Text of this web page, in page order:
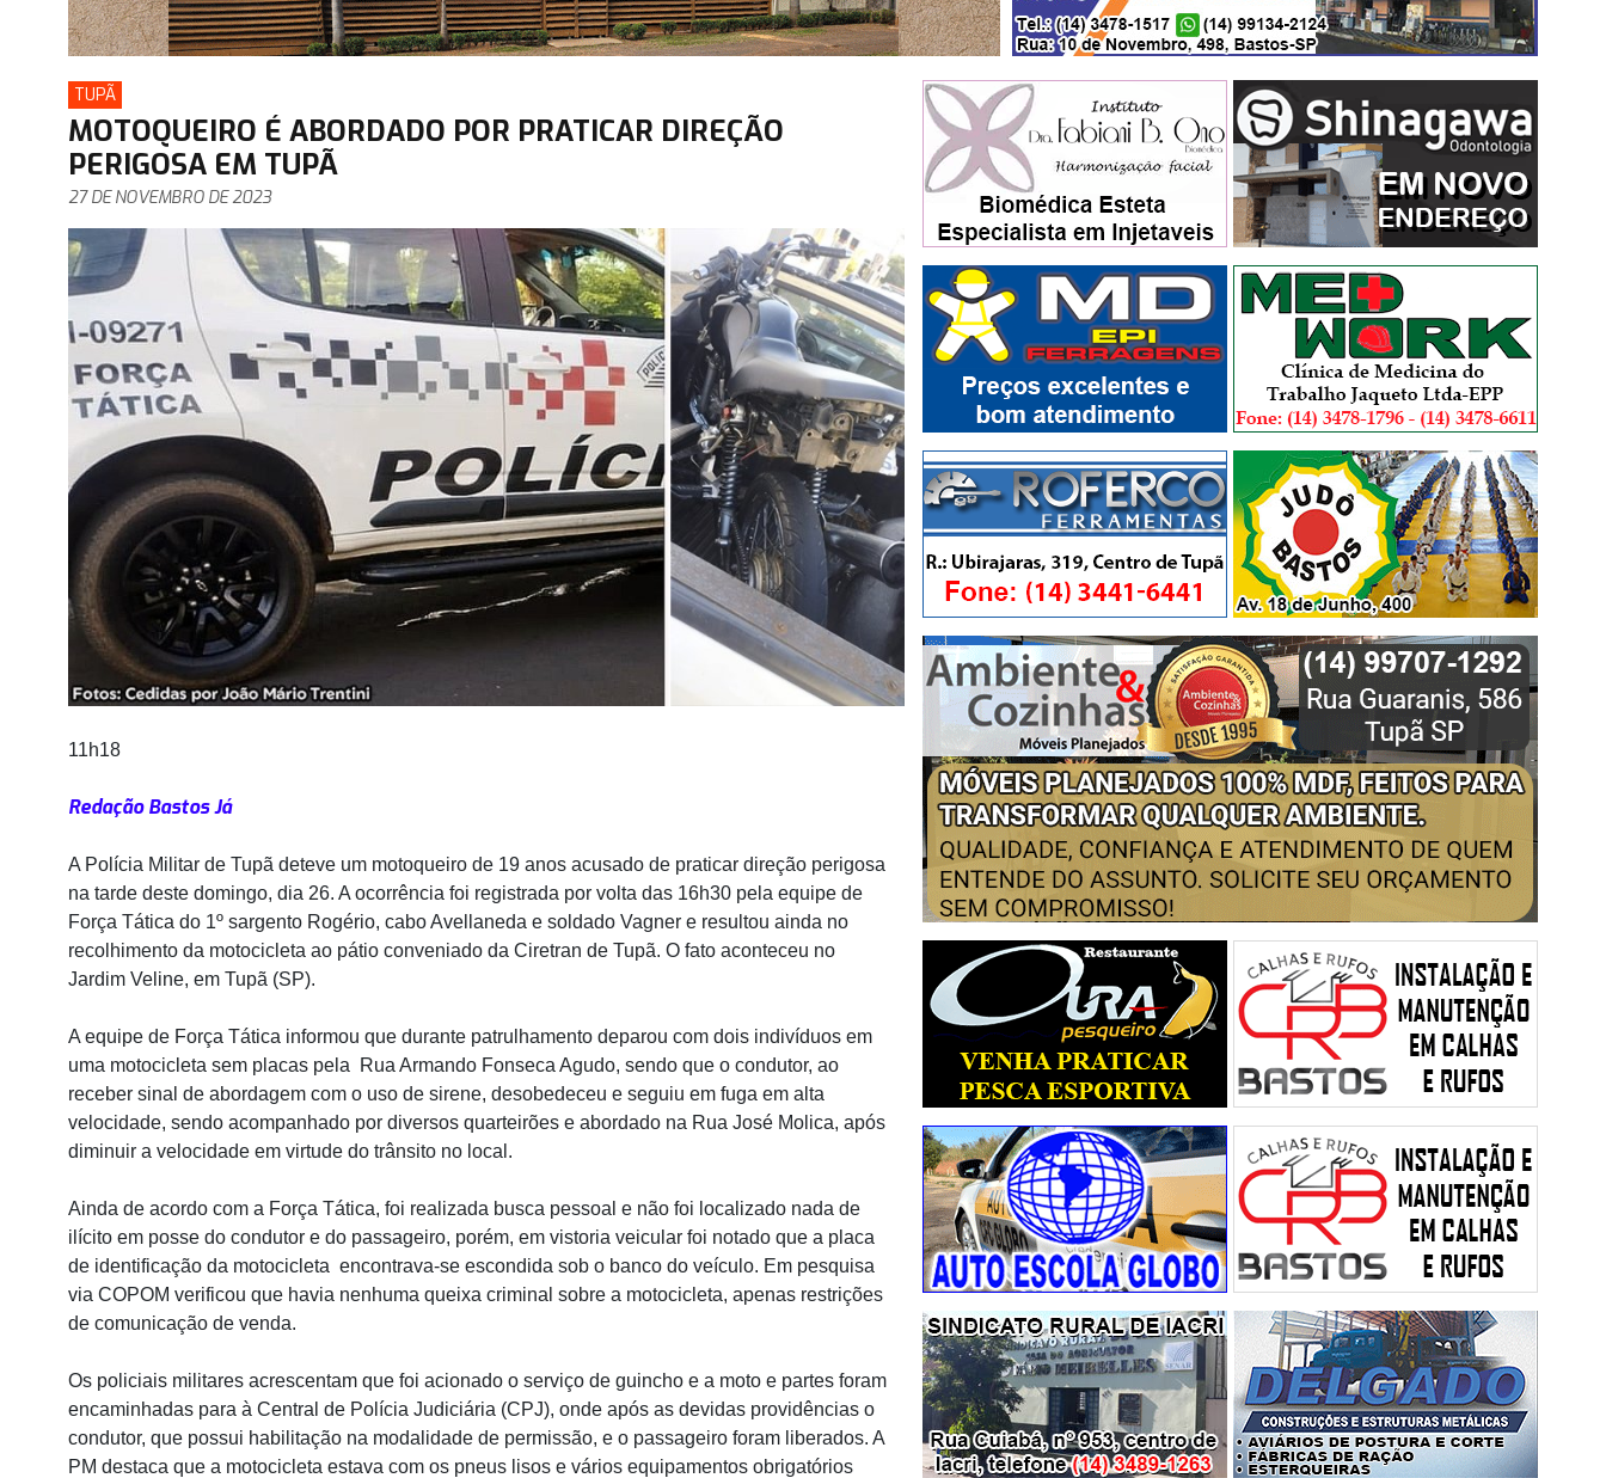
TUPÃ
MOTOQUEIRO É ABORDADO POR PRATICAR DIREÇÃO
PERIGOSA EM TUPÃ
27 DE NOVEMBRO DE 2023
11h18
Redação Bastos Já
A Polícia Militar de Tupã deteve um motoqueiro de 19 anos acusado de praticar direção perigosa
na tarde deste domingo, dia 26. A ocorrência foi registrada por volta das 16h30 pela equipe de
Força Tática do 1º sargento Rogério, cabo Avellaneda e soldado Vagner e resultou ainda no
recolhimento da motocicleta ao pátio conveniado da Ciretran de Tupã. O fato aconteceu no
Jardim Veline, em Tupã (SP).
A equipe de Força Tática informou que durante patrulhamento deparou com dois indivíduos em
uma motocicleta sem placas pela Rua Armando Fonseca Agudo, sendo que o condutor, ao
receber sinal de abordagem com o uso de sirene, desobedeceu e seguiu em fuga em alta
velocidade, sendo acompanhado por diversos quarteirões e abordado na Rua José Molica, após
diminuir a velocidade em virtude do trânsito no local.
Ainda de acordo com a Força Tática, foi realizada busca pessoal e não foi localizado nada de
ilícito em posse do condutor e do passageiro, porém, em vistoria veicular foi notado que a placa
de identificação da motocicleta encontrava-se escondida sob o banco do veículo. Em pesquisa
via COPOM verificou que havia nenhuma queixa criminal sobre a motocicleta, apenas restrições
de comunicação de venda.
Os policiais militares acrescentam que foi acionado o serviço de guincho e a moto e partes foram
encaminhadas para à Central de Polícia Judiciária (CPJ), onde após as devidas providências o
condutor, que possui habilitação na modalidade de permissão, e o passageiro foram liberados. A
PM destaca que a motocicleta estava com os pneus lisos e vários equipamentos obrigatórios